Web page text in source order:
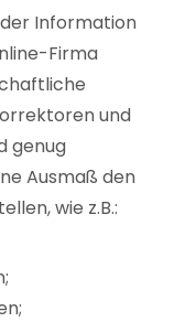
Information
Firma
und
genug
Ausmaß den
wie z.B.: